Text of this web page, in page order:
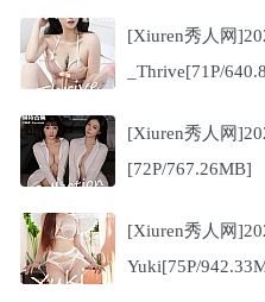
[Xiuren秀人网
_Thrive[71P/
[Xiuren秀人网
[72P/767.26MB]
[Xiuren秀人网
Yuki[75P/